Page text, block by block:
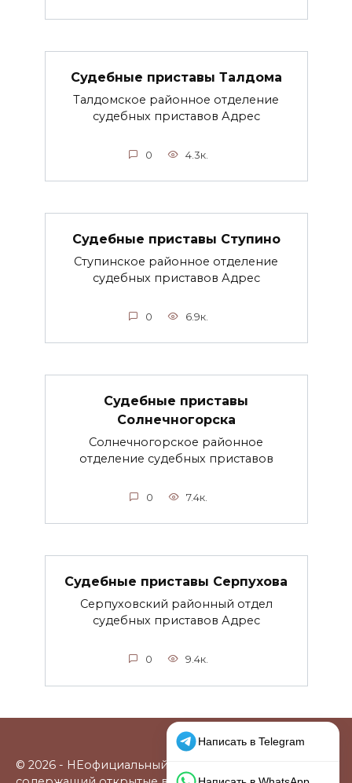
Судебные приставы Талдома
Талдомское районное отделение
судебных приставов Адрес
0 4.3к.
Судебные приставы Ступино
Ступинское районное отделение
судебных приставов Адрес
0 6.9к.
Судебные приставы
Солнечногорска
Солнечногорское районное
отделение судебных приставов
0 7.4к.
Судебные приставы Серпухова
Серпуховский районный отдел
судебных приставов Адрес
0 9.4к.
© 2026 - НЕофициальный информационный сайт,